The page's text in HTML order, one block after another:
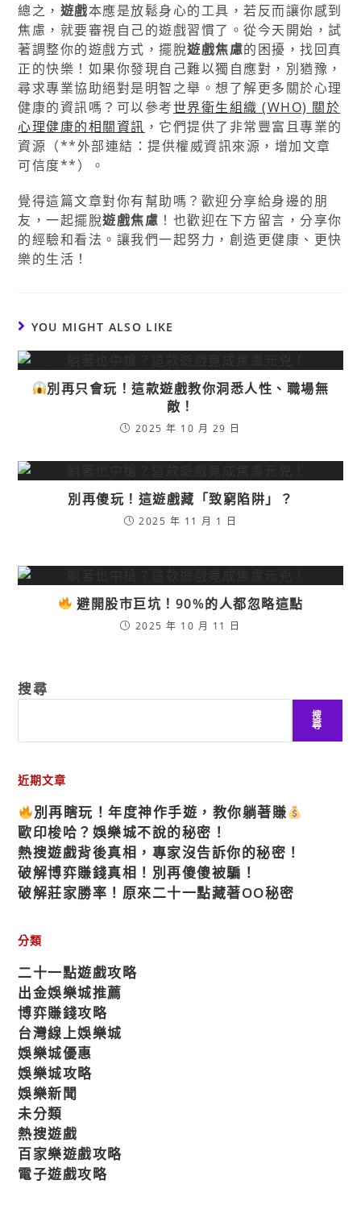
總之， 遊戲本應是放鬆身心的工具，若反而讓你感到
焦慮，就要審視自己的遊戲習慣了。從今天開始，試
著調整你的遊戲方式，擺脫遊戲焦慮的困擾，找回真
正的快樂！如果你發現自己難以獨自應對，別猶豫，
尋求專業協助絕對是明智之舉。想了解更多關於心理
健康的資訊嗎？可以參考世界衛生組織 (WHO) 關於
心理健康的相關資訊 ，它們提供了非常豐富且專業的
資源（**外部連結：提供權威資訊來源，增加文章
可信度**）。
覺得這篇文章對你有幫助嗎？歡迎分享給身邊的朋
友，一起擺脫遊戲焦慮 ！也歡迎在下方留言，分享你
的經驗和看法。讓我們一起努力，創造更健康、更快
樂的生活！
YOU MIGHT ALSO LIKE
別再只會玩！這款遊戲教你洞悉人性、職場無
敵！
2025 年 10 月 29 日
別再傻玩！這遊戲藏「致窮陷阱」？
2025 年 11 月 1 日
避開股市巨坑！90%的人都忽略這點
2025 年 10 月 11 日
搜尋
搜
尋
近期文章
別再瞎玩！年度神作手遊，教你躺著賺
歐印梭哈？娛樂城不說的秘密！
熱搜遊戲背後真相，專家沒告訴你的秘密！
破解博弈賺錢真相！別再傻傻被騙！
破解莊家勝率！原來二十一點藏著OO秘密
分類
二十一點遊戲攻略
出金娛樂城推薦
博弈賺錢攻略
台灣線上娛樂城
娛樂城優惠
娛樂城攻略
娛樂新聞
未分類
熱搜遊戲
百家樂遊戲攻略
電子遊戲攻略